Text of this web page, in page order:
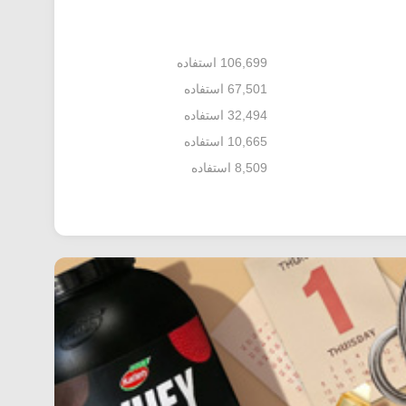
106,699 استفاده
67,501 استفاده
32,494 استفاده
10,665 استفاده
8,509 استفاده